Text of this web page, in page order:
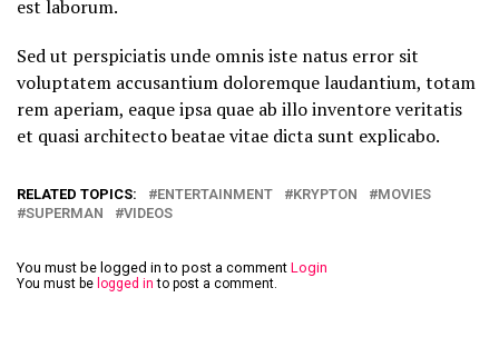
est laborum.
Sed ut perspiciatis unde omnis iste natus error sit
voluptatem accusantium doloremque laudantium, totam
rem aperiam, eaque ipsa quae ab illo inventore veritatis
et quasi architecto beatae vitae dicta sunt explicabo.
RELATED TOPICS: ENTERTAINMENT KRYPTON
MOVIES
SUPERMAN
VIDEOS
You must be logged in to post a comment Login
You must be logged in to post a comment.